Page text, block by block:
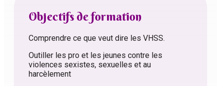
Objectifs de formation
Comprendre ce que veut dire les VHSS.
Outiller les pro et les jeunes contre les
violences sexistes, sexuelles et au
harcèlement